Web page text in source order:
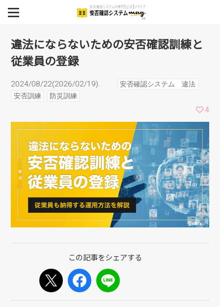
BCP
安否確認システム
安否確認システム導入事例
セミナー
違法にならないための安否
確認訓練と従業員の登録
違法にならないための安否確認訓練と
従業員の登録
2024/08/22(2026/02/19).
安否確認システム 違法
安否訓練
防災訓練
4